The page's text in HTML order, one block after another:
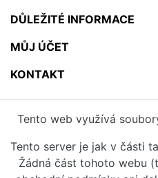
DŮLEŽITÉ INFORMACE
MŮJ ÚČET
KONTAKT
Tento web využívá
Tento server je jak v části
Žádná část tohoto webu